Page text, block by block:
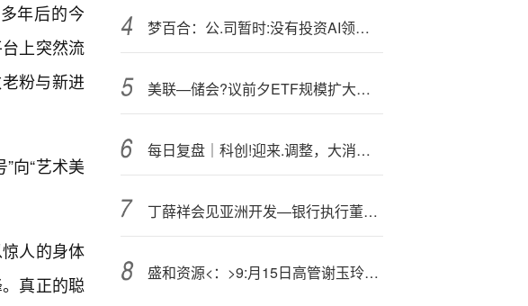
年后的今
上突然流
粉与新进
向“艺术美
人的身体
真正的聪
梦百合：公.司暂时:没有投资AI领域的公司
美联—储会?议前夕ETF规模扩大，黄金逼近历史纪录
每日复盘｜科创!迎来.调整，大消费逆势走强！
丁薛祥会见亚洲开发—银行执行董事访问团
盛和资源<：>9:月15日高管谢玉玲增持股份合计1000股